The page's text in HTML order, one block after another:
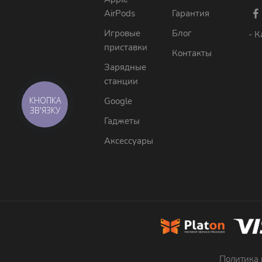
AirPods
Игровые
приставки
Зарядные
станции
Google
Гаджеты
Аксессуары
Гарантия
Блог
Контакты
-
Политика
КНОПКА
ЗВ'ЯЗКУ